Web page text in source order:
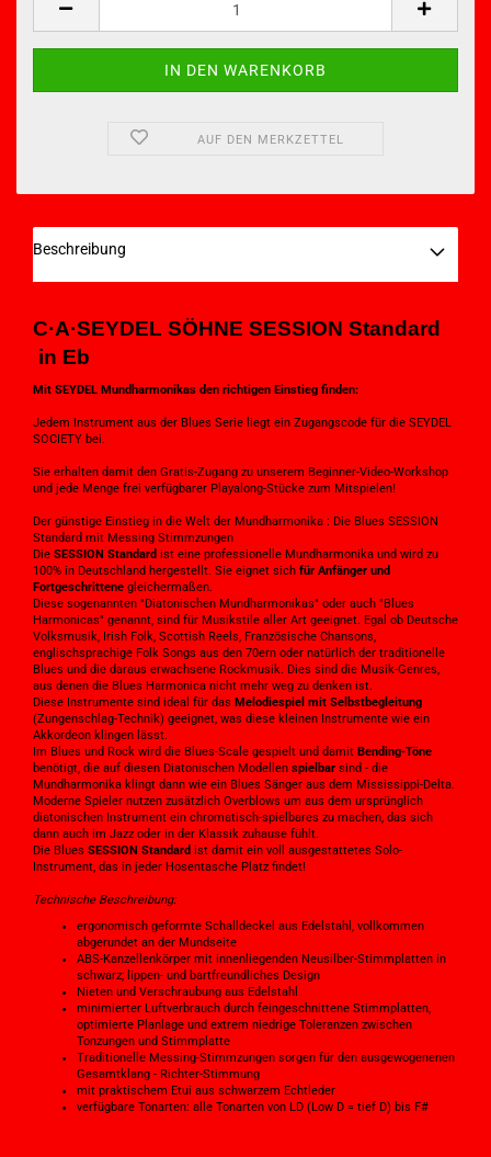
AUF DEN MERKZETTEL
Beschreibung
C·A·SEYDEL SÖHNE SESSION Standard
in Eb
Mit SEYDEL Mundharmonikas den richtigen Einstieg finden:
Jedem Instrument aus der Blues Serie liegt ein Zugangscode für die SEYDEL
SOCIETY bei.
Sie erhalten damit den Gratis-Zugang zu unserem Beginner-Video-Workshop
und jede Menge frei verfügbarer Playalong-Stücke zum Mitspielen!
Der günstige Einstieg in die Welt der Mundharmonika : Die Blues SESSION
Standard mit Messing Stimmzungen
Die SESSION Standard ist eine professionelle Mundharmonika und wird zu
100% in Deutschland hergestellt. Sie eignet sich für Anfänger und
Fortgeschrittene gleichermaßen.
Diese sogenannten "Diatonischen Mundharmonikas" oder auch "Blues
Harmonicas" genannt, sind für Musikstile aller Art geeignet. Egal ob Deutsche
Volksmusik, Irish Folk, Scottish Reels, Französische Chansons,
englischsprachige Folk Songs aus den 70ern oder natürlich der traditionelle
Blues und die daraus erwachsene Rockmusik. Dies sind die Musik-Genres,
aus denen die Blues Harmonica nicht mehr weg zu denken ist.
Diese Instrumente sind ideal für das Melodiespiel mit Selbstbegleitung
(Zungenschlag-Technik) geeignet, was diese kleinen Instrumente wie ein
Akkordeon klingen lässt.
Im Blues und Rock wird die Blues-Scale gespielt und damit Bending-Töne
benötigt, die auf diesen Diatonischen Modellen spielbar sind - die
Mundharmonika klingt dann wie ein Blues Sänger aus dem Mississippi-Delta.
Moderne Spieler nutzen zusätzlich Overblows um aus dem ursprünglich
diatonischen Instrument ein chromatisch-spielbares zu machen, das sich
dann auch im Jazz oder in der Klassik zuhause fühlt.
Die Blues SESSION Standard ist damit ein voll ausgestattetes Solo-
Instrument, das in jeder Hosentasche Platz findet!
Technische Beschreibung:
ergonomisch geformte Schalldeckel aus Edelstahl, vollkommen
abgerundet an der Mundseite
ABS-Kanzellenkörper mit innenliegenden Neusilber-Stimmplatten in
schwarz; lippen- und bartfreundliches Design
Nieten und Verschraubung aus Edelstahl
minimierter Luftverbrauch durch feingeschnittene Stimmplatten,
optimierte Planlage und extrem niedrige Toleranzen zwischen
Tonzungen und Stimmplatte
Traditionelle Messing-Stimmzungen sorgen für den ausgewogenenen
Gesamtklang - Richter-Stimmung
mit praktischem Etui aus schwarzem Echtleder
verfügbare Tonarten: alle Tonarten von LD (Low D = tief D) bis F#